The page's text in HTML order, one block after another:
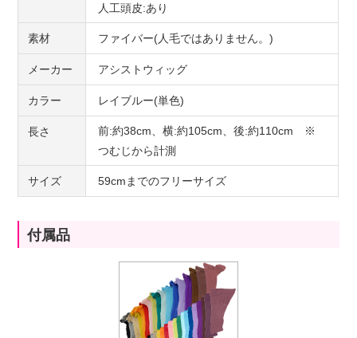
人工頭皮:あり
素材 ファイバー(人毛ではありません。)
メーカー アシストウィッグ
カラー レイブルー(単色)
長さ
前:約38cm、横:約105cm、後:約110cm ※
つむじから計測
サイズ 59cmまでのフリーサイズ
付属品